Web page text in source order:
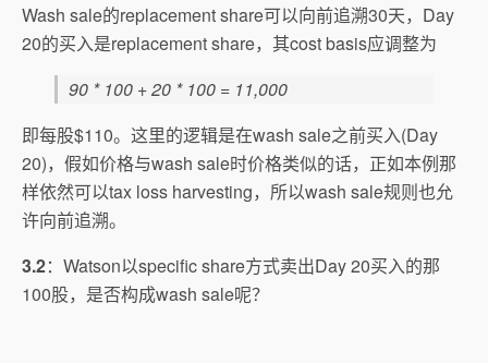
Wash sale的replacement share可以向前追溯30天，Day
20的买入是replacement share，其cost basis应调整为
90 * 100 + 20 * 100 = 11,000
即每股$110。这里的逻辑是在wash sale之前买入(Day
20)，假如价格与wash sale时价格类似的话，正如本例那
样依然可以tax loss harvesting，所以wash sale规则也允
许向前追溯。
3.2：Watson以specific share方式卖出Day 20买入的那
100股，是否构成wash sale呢？